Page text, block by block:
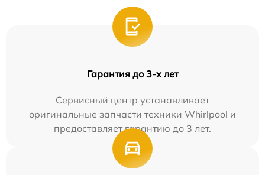
Гарантия до 3-х лет
Сервисный центр устанавливает
оригинальные запчасти техники Whirlpool и
предоставляет гарантию до 3 лет.